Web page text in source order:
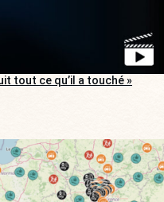
tout ce qu’il a touché »